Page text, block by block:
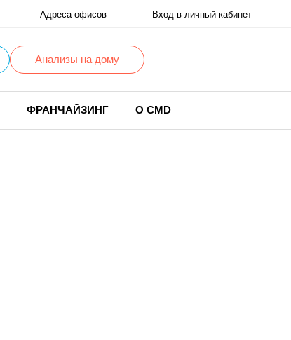
Адреса офисов Вход в личный кабинет
Анализы на дому
ФРАНЧАЙЗИНГ О CMD